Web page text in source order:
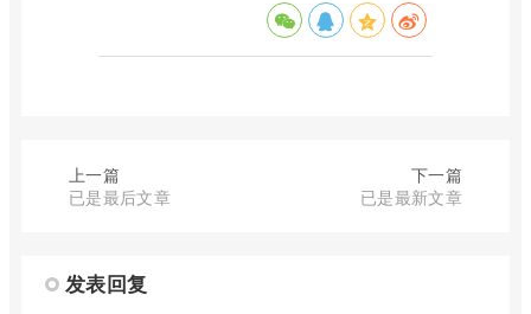
上一篇
已是最后文章
下一篇
已是最新文章
发表回复